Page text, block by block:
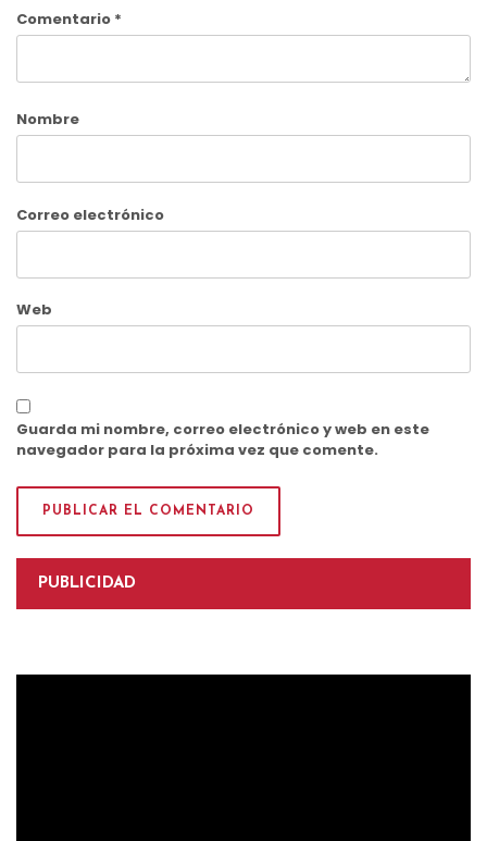
Comentario *
Nombre
Correo electrónico
Web
Guarda mi nombre, correo electrónico y web en este
navegador para la próxima vez que comente.
PUBLICIDAD